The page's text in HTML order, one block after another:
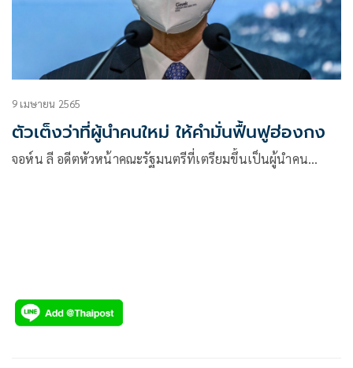
9 เมษายน 2565
ตัวเต็งว่าที่ผู้นำคนใหม่ ให้คำมั่นฟื้นฟูฮ่องกง
จอห์น ลี อดีตหัวหน้าคณะรัฐมนตรีที่เตรียมขึ้นเป็นผู้นำคน…